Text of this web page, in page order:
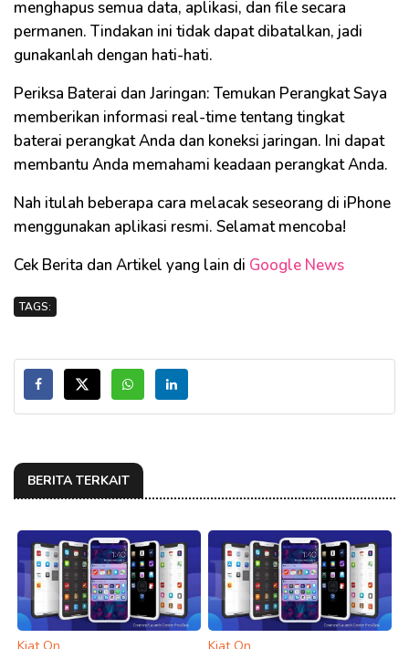
menghapus semua data, aplikasi, dan file secara
permanen. Tindakan ini tidak dapat dibatalkan, jadi
gunakanlah dengan hati-hati.
Periksa Baterai dan Jaringan: Temukan Perangkat Saya
memberikan informasi real-time tentang tingkat
baterai perangkat Anda dan koneksi jaringan. Ini dapat
membantu Anda memahami keadaan perangkat Anda.
Nah itulah beberapa cara melacak seseorang di iPhone
menggunakan aplikasi resmi. Selamat mencoba!
Cek Berita dan Artikel yang lain di Google News
TAGS:
BERITA TERKAIT